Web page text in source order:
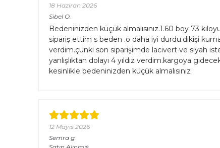
18 Haziran 2026
Sibel O.
Bedeninizden küçük almalısınız.1.60 boy 73
sipariş ettim s beden .o daha iyi durdu.dikişi
verdim.çünki son siparişimde lacivert ve siyah
yanlışlıktan dolayı 4 yıldız verdim.kargoya
kesinlikle bedeninizden küçük almalısınız
12 Mayıs 2026
Semra g.